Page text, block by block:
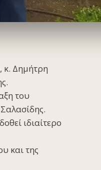
κ. Δημήτρη
του
ιδιαίτερο
και της